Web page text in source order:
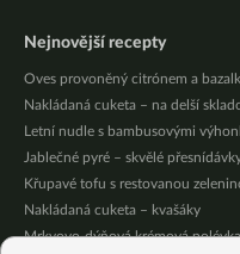
Nejnovější recepty
Oves provoněný citrónem a
Nakládaná cuketa – na delší
Letní nudle s bambusovými
Jablečné pyré – skvělé
Křupavé tofu s restovanou
Nakládaná cuketa – kvašáky
Mrkvovo-dýňová krémová polévka